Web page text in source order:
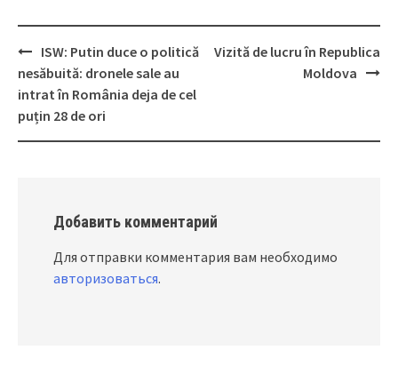
Post
navigation
ISW: Putin duce o politică
nesăbuită: dronele sale au
intrat în România deja de cel
puțin 28 de ori
Vizită de lucru în Republica
Moldova
Добавить комментарий
Для отправки комментария вам необходимо
авторизоваться.